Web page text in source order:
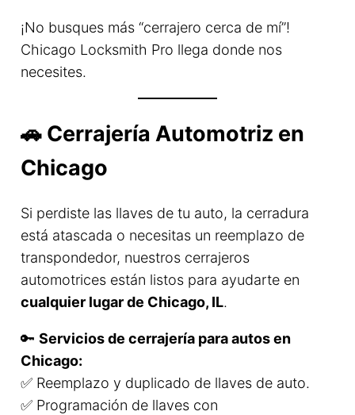
¡No busques más “cerrajero cerca de mí”!
Chicago Locksmith Pro llega donde nos
necesites.
🚗 Cerrajería Automotriz en
Chicago
Si perdiste las llaves de tu auto, la cerradura
está atascada o necesitas un reemplazo de
transpondedor, nuestros cerrajeros
automotrices están listos para ayudarte en
cualquier lugar de Chicago, IL.
🔑 Servicios de cerrajería para autos en
Chicago:
✅ Reemplazo y duplicado de llaves de auto.
✅ Programación de llaves con